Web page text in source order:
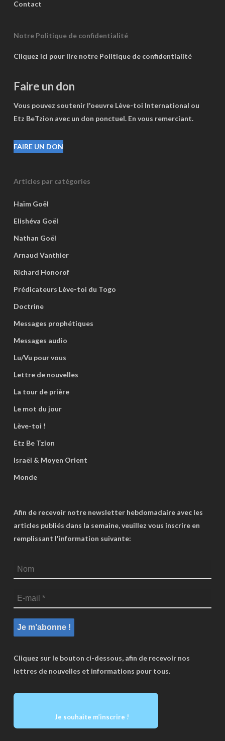
Contact
Notre Politique de confidentialité
Cliquez ici pour lire notre Politique de confidentialité
Faire un don
Vous pouvez soutenir l'oeuvre Lève-toi International ou
Etz BeTzion avec un don ponctuel. En vous remerciant.
FAIRE UN DON
Articles par catégories
Haïm Goël
Elishéva Goël
Nathan Goël
Arnaud Vanthier
Richard Honorof
Prédicateurs Lève-toi du Togo
Doctrine
Messages prophétiques
Messages audio
Lu/Vu pour vous
Lettre de nouvelles
La tour de prière
Le mot du jour
Lève-toi !
Etz Be Tzion
Israël & Moyen Orient
Monde
Afin de recevoir notre newsletter hebdomadaire avec les
articles publiés dans la semaine, veuillez vous inscrire en
remplissant l'information suivante:
Cliquez sur le bouton ci-dessous, afin de recevoir nos
lettres de nouvelles et informations pour tous.
Je souhaite m’inscrire !